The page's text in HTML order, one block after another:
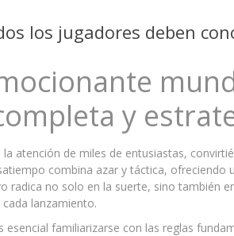
los jugadores deben
y
atención de miles de entusiastas,
combina azar y táctica, ofreciendo
radica no solo en la suerte, sino también
lanzamiento.
esencial familiarizarse con las reglas